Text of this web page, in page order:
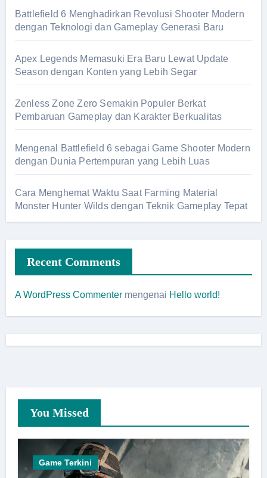
Battlefield 6 Menghadirkan Revolusi Shooter Modern
dengan Teknologi dan Gameplay Generasi Baru
Apex Legends Memasuki Era Baru Lewat Update
Season dengan Konten yang Lebih Segar
Zenless Zone Zero Semakin Populer Berkat
Pembaruan Gameplay dan Karakter Berkualitas
Mengenal Battlefield 6 sebagai Game Shooter Modern
dengan Dunia Pertempuran yang Lebih Luas
Cara Menghemat Waktu Saat Farming Material
Monster Hunter Wilds dengan Teknik Gameplay Tepat
Recent Comments
A WordPress Commentermengenai Hello world!
You Missed
Game Terkini